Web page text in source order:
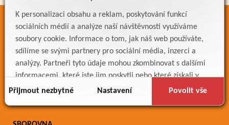
K personalizaci obsahu a reklam, poskytování funkcí
sociálních médií a analýze naší návštěvnosti využíváme
soubory cookie. Informace o tom, jak náš web používáte,
sdílíme se svými partnery pro sociální média, inzerci a
analýzy. Partneři tyto údaje mohou zkombinovat s dalšími
informacemi, které jste jim poskytli nebo které získali v
důsledku toho, že používáte jejich služby.
Přijmout nezbytné Nastavení Povolit vše
ODKAZY
Bakaláři
Jídelníček
Meteostanice